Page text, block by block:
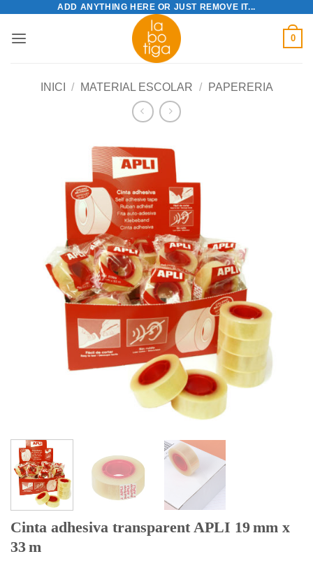
content
ADD ANYTHING HERE OR JUST REMOVE IT...
0
INICI / MATERIAL ESCOLAR / PAPERERIA
Cinta adhesiva transparent APLI 19 mm x
33 m